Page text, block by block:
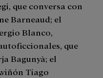
que conversa con
Barneaud; el
Blanco,
que
Bagunyà; el
Tiago